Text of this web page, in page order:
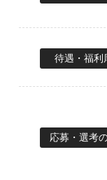
待遇・福利
応募・選考